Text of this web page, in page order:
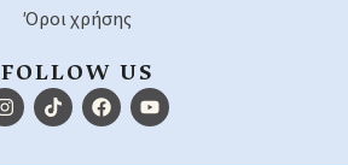
Όροι χρήσης
FOLLOW US